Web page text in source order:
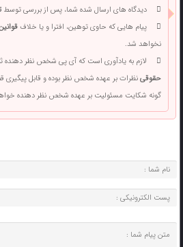
دیدگاه های ارسال شده شما، پس از بررسی توسط
پیام هایی که حاوی توهین، افترا و یا خلاف
نخواهد شد.
لازم به یادآوری است که آی پی شخص نظر دهنده
حقوقینظرات بر عهده شخص نظر بوده و قابل پیگیری
گونه شکایت مسئولیت بر عهده شخص نظر دهنده